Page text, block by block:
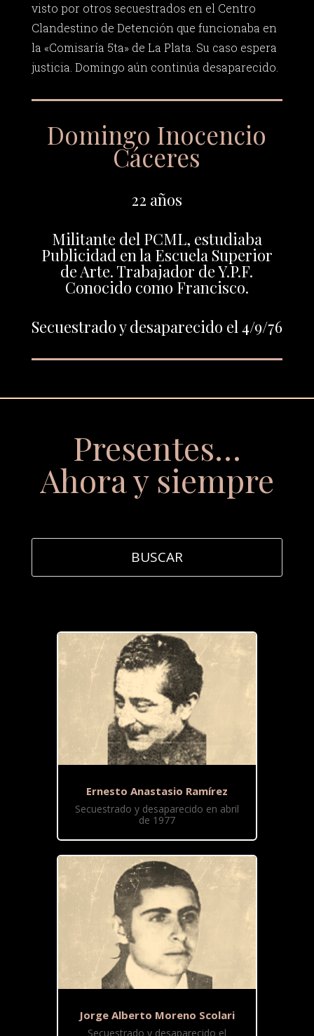
visto por otros secuestrados en el Centro
Clandestino de Detención que funcionaba en
la «Comisaría 5ta» de La Plata. Su caso espera
justicia. Domingo aún continúa desaparecido.
Domingo Inocencio
Cáceres
22 años
Militante del PCML, estudiaba
Publicidad en la Escuela Superior
de Arte. Trabajador de Y.P.F.
Conocido como Francisco.
Secuestrado y desaparecido el 4/9/76
Presentes…
Ahora y siempre
Ernesto Anastasio Ramírez
Secuestrado y desaparecido en abril
de 1977
Jorge Alberto Moreno Scolari
Secuestrado y desaparecido el